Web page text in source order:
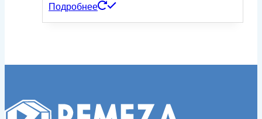
Подробнее